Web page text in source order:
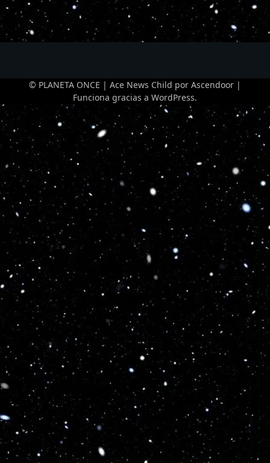
© PLANETA ONCE | Ace News Child por Ascendoor |
Funciona gracias a WordPress.